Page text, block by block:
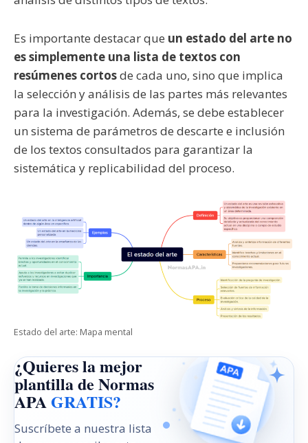
Es importante destacar que un estado del arte no
es simplemente una lista de textos con
resúmenes cortosde cada uno, sino que implica
la selección y análisis de las partes más relevantes
para la investigación. Además, se debe establecer
un sistema de parámetros de descarte e inclusión
de los textos consultados para garantizar la
sistemática y replicabilidad del proceso.
Estado del arte: Mapa mental
¿Quieres la mejor
plantilla de Normas
APA GRATIS?
Suscríbete a nuestra lista